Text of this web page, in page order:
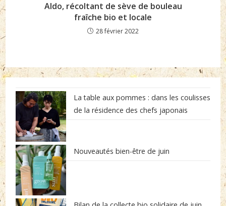
Aldo, récoltant de sève de bouleau
fraîche bio et locale
28 février 2022
La table aux pommes : dans les coulisses
de la résidence des chefs japonais
Nouveautés bien-être de juin